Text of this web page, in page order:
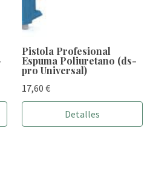
Pistola Profesional
Espuma Poliuretano (ds-
pro Universal)
17,60 €
Detalles